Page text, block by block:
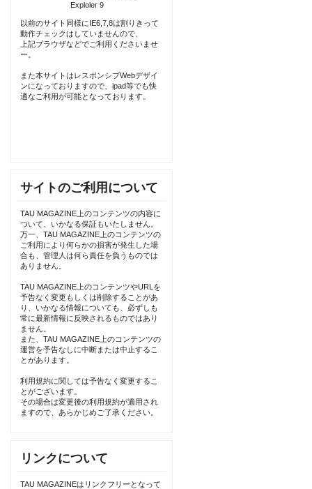
Exploler 9
以前のサイト同様にIE6,7,8は割りきって
動作チェックはしていませんので、
上記ブラウザなどでご利用くださいませ
ー。
また本サイトはレスポンシブWebデザイ
ンになっておりますので、ipad等でも快
適なご利用が可能となっております。
サイトのご利用について
TAU MAGAZINE上のコンテンツの内容に
ついて、いかなる保証もいたしません。
万一、TAU MAGAZINE上のコンテンツの
ご利用により何らかの損害が発生した場
合も、管理人は何ら責任を負うものでは
ありません。
TAU MAGAZINE上のコンテンツやURLを
予告なく変更もしくは削除することがあ
り、いかなる情報についても、必ずしも
常に最新情報に反映されるものではあり
ません。
また、TAU MAGAZINE上のコンテンツの
運営を予告なしに中断または中止するこ
とがあります。
利用規約に関しては予告なく変更するこ
とがございます。
その場合は変更後の利用規約が適用され
ますので、あらかじめご了承ください。
リンクについて
TAU MAGAZINEはリンクフリーとなって